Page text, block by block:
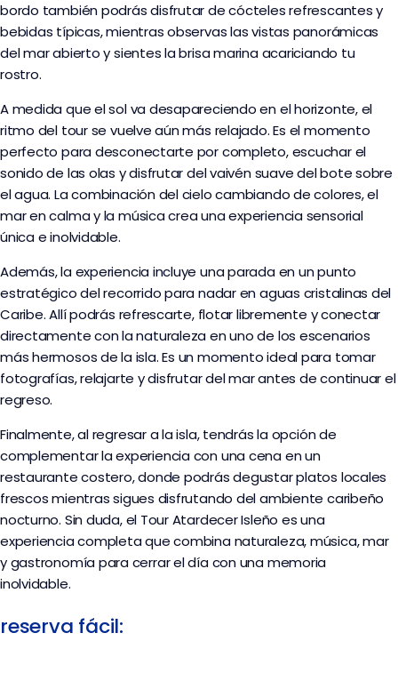
bordo también podrás disfrutar de cócteles refrescantes y
bebidas típicas, mientras observas las vistas panorámicas
del mar abierto y sientes la brisa marina acariciando tu
rostro.
A medida que el sol va desapareciendo en el horizonte, el
ritmo del tour se vuelve aún más relajado. Es el momento
perfecto para desconectarte por completo, escuchar el
sonido de las olas y disfrutar del vaivén suave del bote sobre
el agua. La combinación del cielo cambiando de colores, el
mar en calma y la música crea una experiencia sensorial
única e inolvidable.
Además, la experiencia incluye una parada en un punto
estratégico del recorrido para nadar en aguas cristalinas del
Caribe. Allí podrás refrescarte, flotar libremente y conectar
directamente con la naturaleza en uno de los escenarios
más hermosos de la isla. Es un momento ideal para tomar
fotografías, relajarte y disfrutar del mar antes de continuar el
regreso.
Finalmente, al regresar a la isla, tendrás la opción de
complementar la experiencia con una cena en un
restaurante costero, donde podrás degustar platos locales
frescos mientras sigues disfrutando del ambiente caribeño
nocturno. Sin duda, el Tour Atardecer Isleño es una
experiencia completa que combina naturaleza, música, mar
y gastronomía para cerrar el día con una memoria
inolvidable.
reserva fácil: